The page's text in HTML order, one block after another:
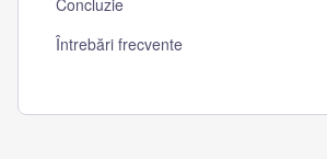
Concluzie
Întrebări frecvente